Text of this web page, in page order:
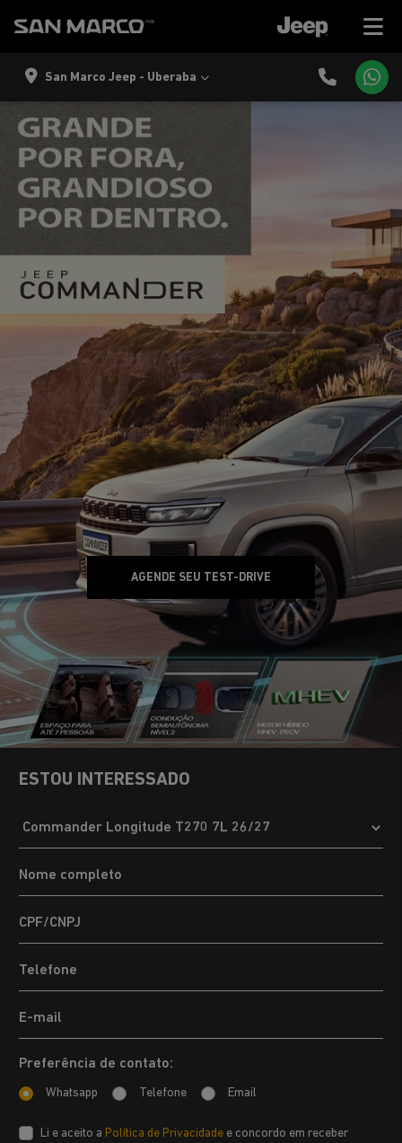
San Marco Jeep - Uberaba
ESTOU INTERESSADO
Preferência de contato:
Whatsapp Telefone Email
Li e aceito a Política de Privacidade e concordo em receber
AGENDE SEU TEST-DRIVE